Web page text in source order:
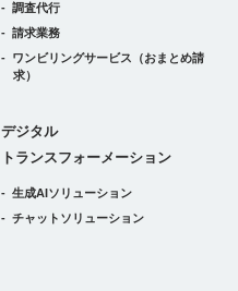
調査代行
請求業務
ワンビリングサービス （おまとめ請
求）
デジタルトランスフォーメーション
デジタル
トランスフォーメーション
生成AIソリューション
チャットソリューション